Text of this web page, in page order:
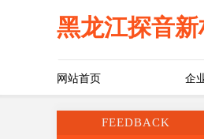
黑龙江探音新
网站首页 企
FEEDBACK